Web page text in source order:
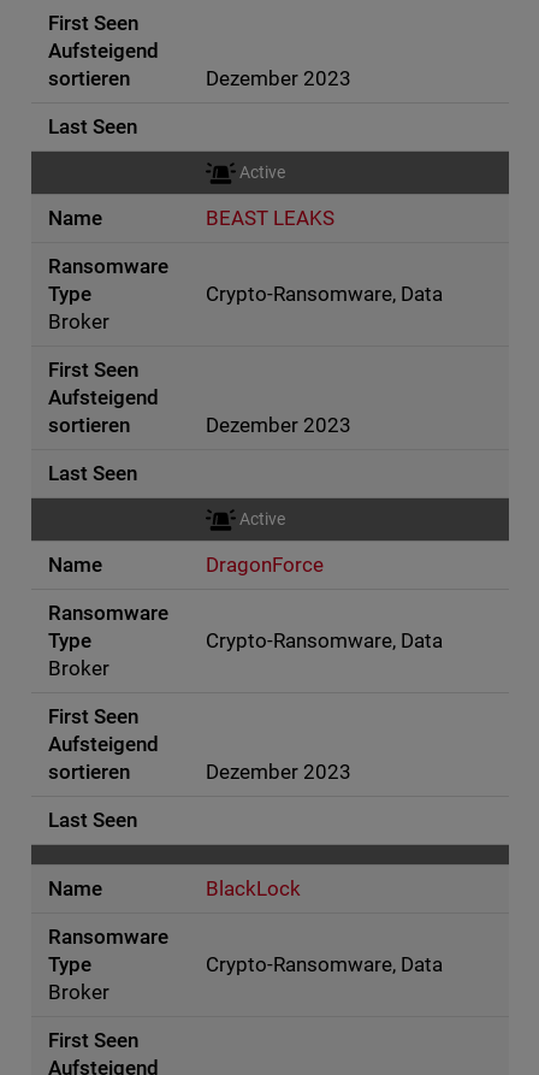
Dezember 2023
Active
BEAST LEAKS
Crypto-Ransomware, Data
Broker
Dezember 2023
Active
DragonForce
Crypto-Ransomware, Data
Broker
Dezember 2023
BlackLock
Crypto-Ransomware, Data
Broker